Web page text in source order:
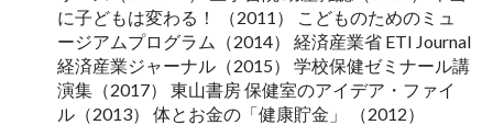
に子どもは変わる！ （2011） こどものためのミュ
ージアムプログラム（2014） 経済産業省 ETI Journal
経済産業ジャーナル（2015） 学校保健ゼミナール講
演集（2017） 東山書房 保健室のアイデア・ファイ
ル（2013） 体とお金の「健康貯金」 （2012）